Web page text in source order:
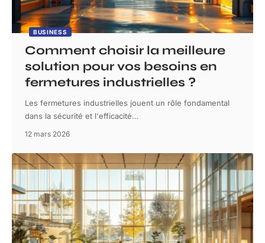
BUSINESS
Comment choisir la meilleure
solution pour vos besoins en
fermetures industrielles ?
Les fermetures industrielles jouent un rôle fondamental
dans la sécurité et l'efficacité…
12 mars 2026